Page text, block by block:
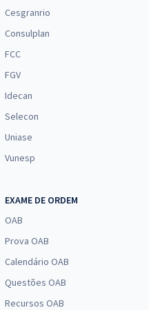
Cesgranrio
Consulplan
FCC
FGV
Idecan
Selecon
Uniase
Vunesp
EXAME DE ORDEM
OAB
Prova OAB
Calendário OAB
Questões OAB
Recursos OAB